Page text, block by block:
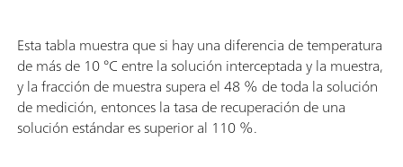
Esta tabla muestra que si hay una diferencia de temperatura
de más de 10 °C entre la solución interceptada y la muestra,
y la fracción de muestra supera el 48 % de toda la solución
de medición, entonces la tasa de recuperación de una
solución estándar es superior al 110 %.